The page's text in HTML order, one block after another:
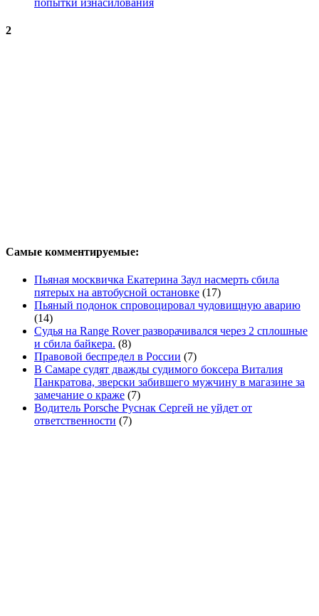
попытки изнасилования
2
Самые комментируемые:
Пьяная москвичка Екатерина Заул насмерть сбила
пятерых на автобусной остановке (17)
Пьяный подонок спровоцировал чудовищную аварию
(14)
Судья на Range Rover разворачивался через 2 сплошные
и сбила байкера. (8)
Правовой беспредел в России (7)
В Самаре судят дважды судимого боксера Виталия
Панкратова, зверски забившего мужчину в магазине за
замечание о краже (7)
Водитель Porsche Руснак Сергей не уйдет от
ответственности (7)